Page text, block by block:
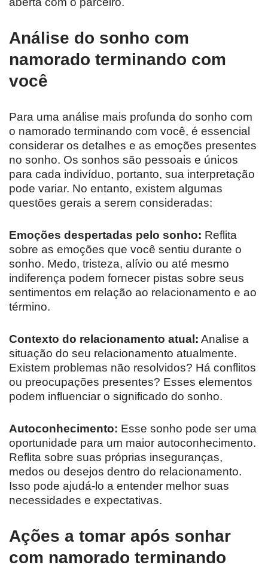
Análise do sonho com
namorado terminando com
você
Para uma análise mais profunda do sonho com
o namorado terminando com você, é essencial
considerar os detalhes e as emoções presentes
no sonho. Os sonhos são pessoais e únicos
para cada indivíduo, portanto, sua interpretação
pode variar. No entanto, existem algumas
questões gerais a serem consideradas:
Emoções despertadas pelo sonho: Reflita
sobre as emoções que você sentiu durante o
sonho. Medo, tristeza, alívio ou até mesmo
indiferença podem fornecer pistas sobre seus
sentimentos em relação ao relacionamento e ao
término.
Contexto do relacionamento atual: Analise a
situação do seu relacionamento atualmente.
Existem problemas não resolvidos? Há conflitos
ou preocupações presentes? Esses elementos
podem influenciar o significado do sonho.
Autoconhecimento: Esse sonho pode ser uma
oportunidade para um maior autoconhecimento.
Reflita sobre suas próprias inseguranças,
medos ou desejos dentro do relacionamento.
Isso pode ajudá-lo a entender melhor suas
necessidades e expectativas.
Ações a tomar após sonhar
com namorado terminando